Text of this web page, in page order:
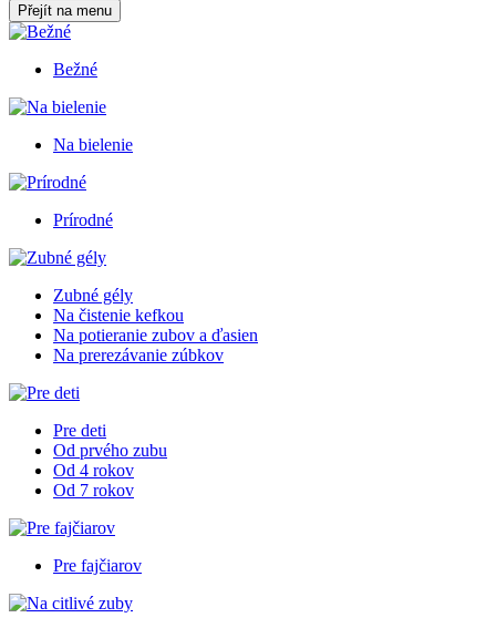
Přejít na menu
Bežné
Na bielenie
Prírodné
Zubné gély
Na čistenie kefkou
Na potieranie zubov a ďasien
Na prerezávanie zúbkov
Pre deti
Od prvého zubu
Od 4 rokov
Od 7 rokov
Pre fajčiarov